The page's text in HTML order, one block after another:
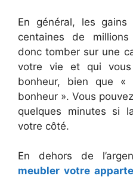
En général, les
centaines de millions
donc tomber sur une
votre vie et qui
bonheur, bien que «
bonheur ». Vous
quelques minutes si
votre côté.
En dehors de
meubler votre